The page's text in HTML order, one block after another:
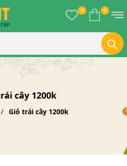
0 0
cây 1200k
Giỏ trái cây 1200k